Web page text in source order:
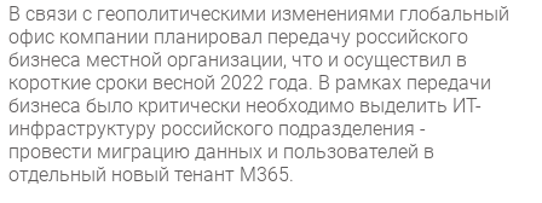
Интервью
Мероприятия
Проекты
IT класс
Тестовый стенд
Каталог компаний
В связи с геополитическими изменениями глобальный
офис компании планировал передачу российского
бизнеса местной организации, что и осуществил в
короткие сроки весной 2022 года. В рамках передачи
бизнеса было критически необходимо выделить ИТ-
инфраструктуру российского подразделения -
провести миграцию данных и пользователей в
отдельный новый тенант M365.